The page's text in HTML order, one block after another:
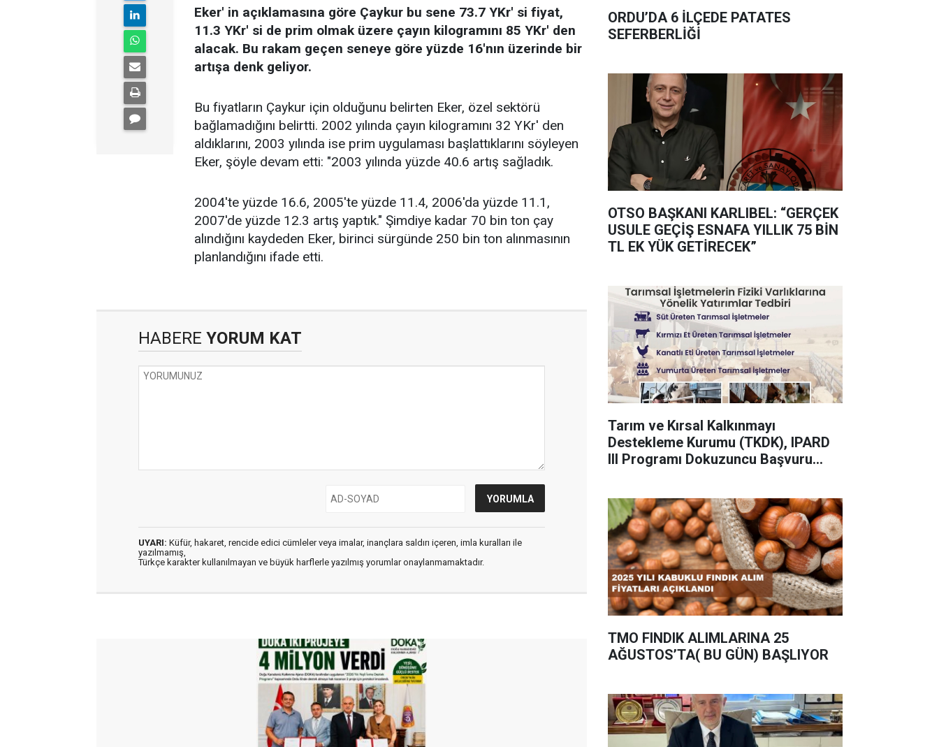
Eker' in açıklamasına göre Çaykur bu sene 73.7 YKr' si fiyat,
11.3 YKr' si de prim olmak üzere çayın kilogramını 85 YKr' den
alacak. Bu rakam geçen seneye göre yüzde 16'nın üzerinde bir
artışa denk geliyor.
Bu fiyatların Çaykur için olduğunu belirten Eker, özel sektörü
bağlamadığını belirtti. 2002 yılında çayın kilogramını 32 YKr' den
aldıklarını, 2003 yılında ise prim uygulaması başlattıklarını söyleyen
Eker, şöyle devam etti: "2003 yılında yüzde 40.6 artış sağladık.
2004'te yüzde 16.6, 2005'te yüzde 11.4, 2006'da yüzde 11.1,
2007'de yüzde 12.3 artış yaptık." Şimdiye kadar 70 bin ton çay
alındığını kaydeden Eker, birinci sürgünde 250 bin ton alınmasının
planlandığını ifade etti.
HABERE YORUM KAT
UYARI: Küfür, hakaret, rencide edici cümleler veya imalar, inançlara saldırı içeren, imla kuralları ile
yazılmamış,
Türkçe karakter kullanılmayan ve büyük harflerle yazılmış yorumlar onaylanmamaktadır.
ORDU’DA 6 İLÇEDE PATATES
SEFERBERLİĞİ
OTSO BAŞKANI KARLIBEL: “GERÇEK
USULE GEÇİŞ ESNAFA YILLIK 75 BİN
TL EK YÜK GETİRECEK”
Tarım ve Kırsal Kalkınmayı
Destekleme Kurumu (TKDK), IPARD
III Programı Dokuzuncu Başvuru
TMO FINDIK ALIMLARINA 25
AĞUSTOS’TA( BU GÜN) BAŞLIYOR